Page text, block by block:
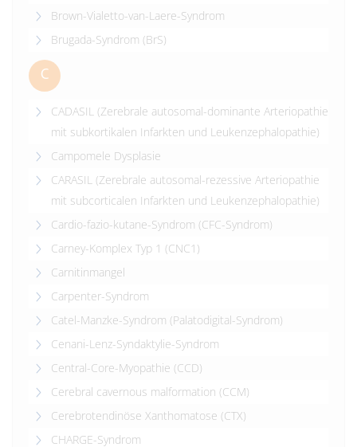
Brown-Vialetto-van-Laere-Syndrom
Brugada-Syndrom (BrS)
C
CADASIL (Zerebrale autosomal-dominante Arteriopathie
mit subkortikalen Infarkten und Leukenzephalopathie)
Campomele Dysplasie
CARASIL (Zerebrale autosomal-rezessive Arteriopathie
mit subcorticalen Infarkten und Leukenzephalopathie)
Cardio-fazio-kutane-Syndrom (CFC-Syndrom)
Carney-Komplex Typ 1 (CNC1)
Carnitinmangel
Carpenter-Syndrom
Catel-Manzke-Syndrom (Palatodigital-Syndrom)
Cenani-Lenz-Syndaktylie-Syndrom
Central-Core-Myopathie (CCD)
Cerebral cavernous malformation (CCM)
Cerebrotendinöse Xanthomatose (CTX)
CHARGE-Syndrom